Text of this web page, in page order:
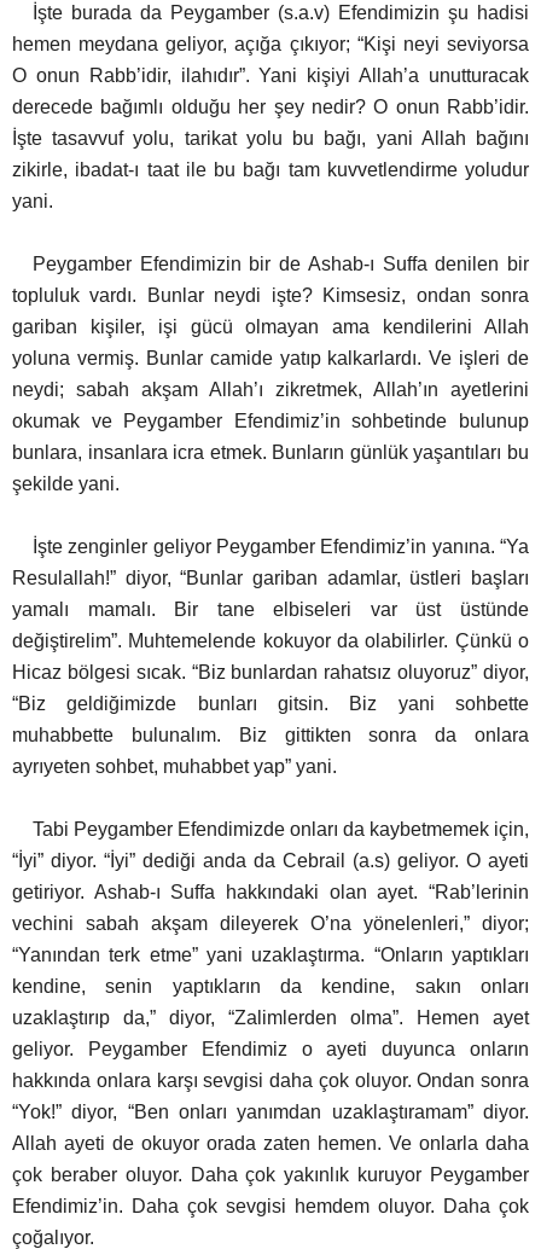
İşte burada da Peygamber (s.a.v) Efendimizin şu hadisi
hemen meydana geliyor, açığa çıkıyor; “Kişi neyi seviyorsa
O onun Rabb’idir, ilahıdır”. Yani kişiyi Allah’a unutturacak
derecede bağımlı olduğu her şey nedir? O onun Rabb’idir.
İşte tasavvuf yolu, tarikat yolu bu bağı, yani Allah bağını
zikirle, ibadat-ı taat ile bu bağı tam kuvvetlendirme yoludur
yani.
Peygamber Efendimizin bir de Ashab-ı Suffa denilen bir
topluluk vardı. Bunlar neydi işte? Kimsesiz, ondan sonra
gariban kişiler, işi gücü olmayan ama kendilerini Allah
yoluna vermiş. Bunlar camide yatıp kalkarlardı.Ve işleri de
neydi; sabah akşam Allah’ı zikretmek, Allah’ın ayetlerini
okumak ve Peygamber Efendimiz’in sohbetinde bulunup
bunlara, insanlara icra etmek. Bunların günlük yaşantıları bu
şekilde yani.
İşte zenginler geliyor Peygamber Efendimiz’in yanına. “Ya
Resulallah!” diyor, “Bunlar gariban adamlar, üstleri başları
yamalı mamalı. Bir tane elbiseleri var üst üstünde
değiştirelim”. Muhtemelende kokuyor da olabilirler. Çünkü o
Hicaz bölgesi sıcak. “Biz bunlardan rahatsız oluyoruz” diyor,
“Biz geldiğimizde bunları gitsin. Biz yani sohbette
muhabbette bulunalım. Biz gittikten sonra da onlara
ayrıyeten sohbet, muhabbet yap” yani.
Tabi Peygamber Efendimizde onları da kaybetmemek için,
“İyi” diyor. “İyi” dediği anda da Cebrail (a.s) geliyor. O ayeti
getiriyor. Ashab-ı Suffa hakkındaki olan ayet. “Rab’lerinin
vechini sabah akşam dileyerek O’na yönelenleri,” diyor;
“Yanından terk etme” yani uzaklaştırma. “Onların yaptıkları
kendine, senin yaptıkların da kendine, sakın onları
uzaklaştırıp da,” diyor, “Zalimlerden olma”. Hemen ayet
geliyor. Peygamber Efendimiz o ayeti duyunca onların
hakkında onlara karşı sevgisi daha çok oluyor.Ondan sonra
“Yok!” diyor, “Ben onları yanımdan uzaklaştıramam” diyor.
Allah ayeti de okuyor orada zaten hemen. Ve onlarla daha
çok beraber oluyor. Daha çok yakınlık kuruyor Peygamber
Efendimiz’in. Daha çok sevgisi hemdem oluyor. Daha çok
çoğalıyor.